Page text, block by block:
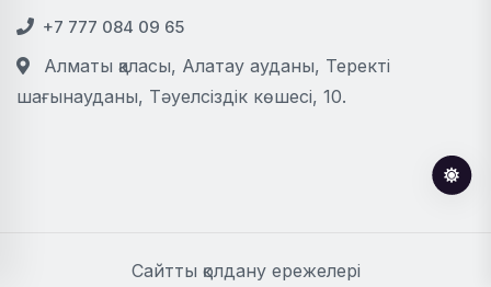
+7 777 084 09 65
Алматы қаласы, Алатау ауданы, Теректі
шағынауданы, Тәуелсіздік көшесі, 10.
Сайтты қолдану ережелері